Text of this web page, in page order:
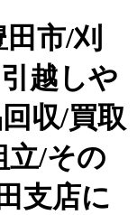
市/刈
越しや
収/買取
立/その
支店に